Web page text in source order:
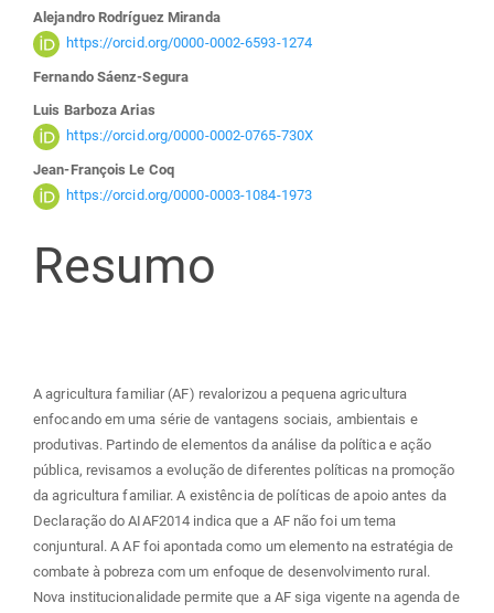
Conteúdo
do
artigo
principal
Alejandro Rodríguez Miranda
https://orcid.org/0000-0002-6593-1274
Fernando Sáenz-Segura
Luis Barboza Arias
https://orcid.org/0000-0002-0765-730X
Jean-François Le Coq
https://orcid.org/0000-0003-1084-1973
Resumo
A agricultura familiar (AF) revalorizou a pequena agricultura
enfocando em uma série de vantagens sociais, ambientais e
produtivas. Partindo de elementos da análise da política e ação
pública, revisamos a evolução de diferentes políticas na promoção
da agricultura familiar. A existência de políticas de apoio antes da
Declaração do AIAF2014 indica que a AF não foi um tema
conjuntural. A AF foi apontada como um elemento na estratégia de
combate à pobreza com um enfoque de desenvolvimento rural.
Nova institucionalidade permite que a AF siga vigente na agenda de